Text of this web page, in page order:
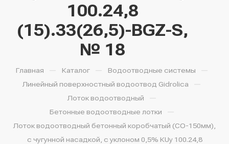
100.24,8
(15).33(26,5)-BGZ-S,
№ 18
Главная — Каталог — Водоотводные системы —
Линейный поверхностный водоотвод Gidrolica —
Лоток водоотводный —
Бетонные водоотводные лотки —
Лоток водоотводный бетонный коробчатый (СО-150мм),
с чугунной насадкой, с уклоном 0,5% КUу 100.24,8